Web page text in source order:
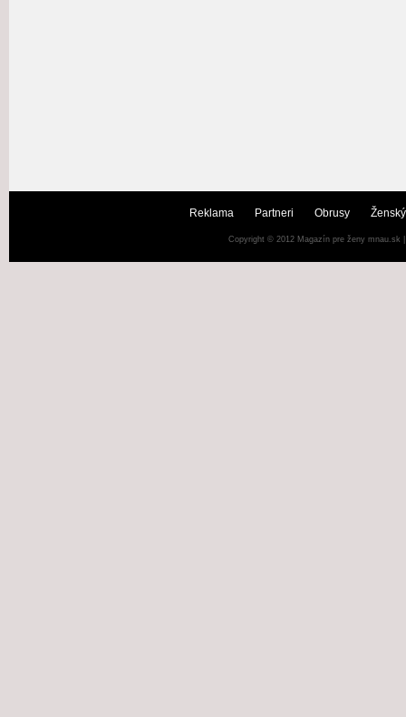
Reklama Partneri Obrusy
Copyright © 2012 Magazín pre ženy mnau.sk